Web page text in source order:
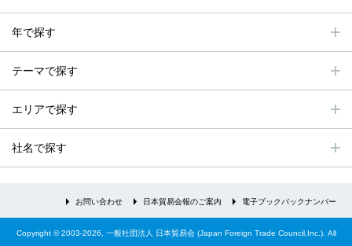
年で探す
テーマで探す
エリアで探す
社名で探す
お問い合わせ 日本貿易会報のご案内 電子ブックバックナンバー
Copyright © 2003-2026, 一般社団法人 日本貿易会 (Japan Foreign Trade Council,Inc.). All